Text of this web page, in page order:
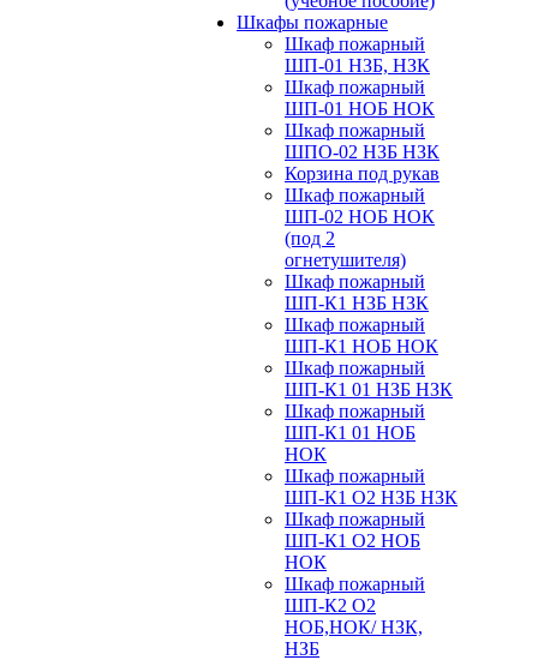
Шкафы пожарные
Шкаф пожарный
ШП-01 НЗБ, НЗК
Шкаф пожарный
ШП-01 НОБ НОК
Шкаф пожарный
ШПО-02 НЗБ НЗК
Корзина под рукав
Шкаф пожарный
ШП-02 НОБ НОК
(под 2
огнетушителя)
Шкаф пожарный
ШП-К1 НЗБ НЗК
Шкаф пожарный
ШП-К1 НОБ НОК
Шкаф пожарный
ШП-К1 01 НЗБ НЗК
Шкаф пожарный
ШП-К1 01 НОБ
НОК
Шкаф пожарный
ШП-К1 О2 НЗБ НЗК
Шкаф пожарный
ШП-К1 О2 НОБ
НОК
Шкаф пожарный
ШП-К2 О2
НОБ,НОК/ НЗК,
НЗБ